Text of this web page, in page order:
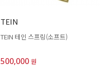
TEIN
TEIN 테인 스프링(소프트)
500,000 원